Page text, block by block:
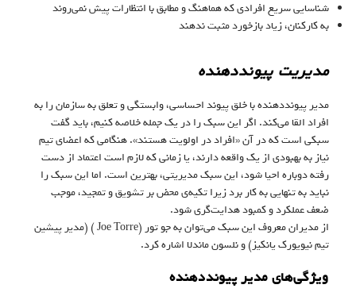
شناسایی سریع افرادی که هماهنگ و مطابق با انتظارات پیش نمی‌روند
به کارکنان، زیاد بازخورد مثبت ندهند
مدیریت پیونددهنده
مدیر پیونددهنده با خلق پیوند احساسی، وابستگی و تعلق به سازمان را به
افراد القا می‌کند. اگر این سبک را در یک جمله خلاصه کنیم، باید گفت
سبکی است که در آن «افراد در اولویت هستند». هنگامی که اعضای تیم
نیاز به بهبودی از یک واقعه دارند، یا زمانی که لازم است اعتماد از دست
رفته دوباره احیا شود، این سبک مدیریتی، بهترین است. اما این سبک را
نباید به تنهایی به کار برد زیرا تکیه‌ی محض بر تشویق و تمجید، موجب
ضعف عملکرد و کمبود هدایت‌گری شود.
از مدیران معروف این سبک می‌توان به جو تور (Joe Torre ) (مدیر پیشین
تیم نیویورک یانکیز) و نلسون ماندلا اشاره کرد.
ویژگی‌های مدیر پیونددهنده